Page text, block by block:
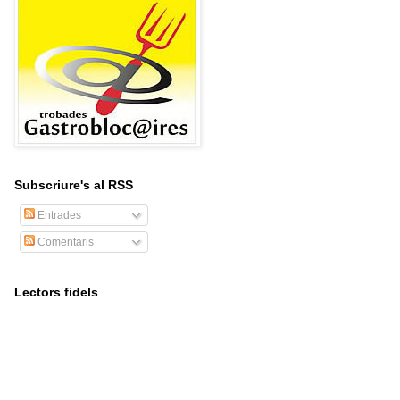
Subscriure's al RSS
Entrades
Comentaris
Lectors fidels